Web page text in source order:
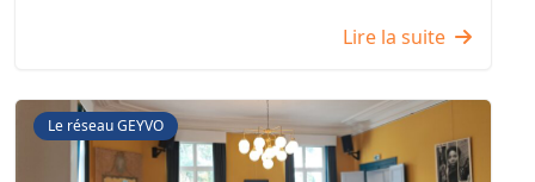
Lire la suite
Le réseau GEYVO